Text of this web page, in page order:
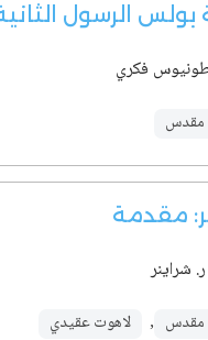
بولس الرسول
فكري
مقدس
مقدمة
شراينر
مقدس , لاهوت عقيدي